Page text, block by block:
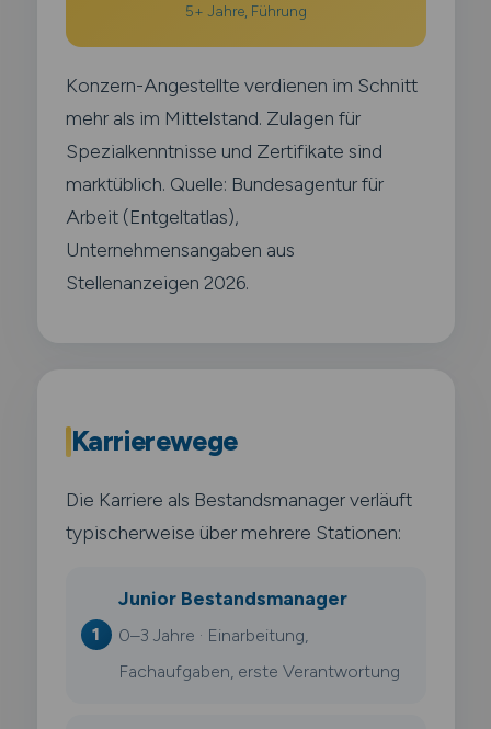
5+ Jahre, Führung
Konzern-Angestellte verdienen im Schnitt
mehr als im Mittelstand. Zulagen für
Spezialkenntnisse und Zertifikate sind
marktüblich. Quelle: Bundesagentur für
Arbeit (Entgeltatlas),
Unternehmensangaben aus
Stellenanzeigen 2026.
Karrierewege
Die Karriere als Bestandsmanager verläuft
typischerweise über mehrere Stationen:
Junior Bestandsmanager
0–3 Jahre · Einarbeitung,
Fachaufgaben, erste Verantwortung